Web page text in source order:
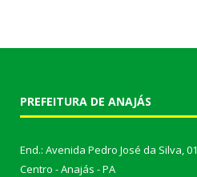
PREFEITURA DE ANAJÁS
End.: Avenida Pedro José da Silva, 01
Centro - Anajás - PA